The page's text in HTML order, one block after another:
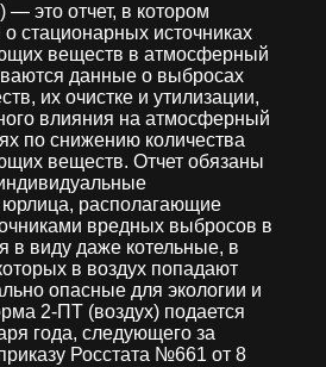
это отчет, в котором
стационарных источниках
веществ в атмосферный
данные о выбросах
их очистке и утилизации,
влияния на атмосферный
по снижению количества
веществ. Отчет обязаны
располагающие
вредных выбросов в
в виду даже котельные, в
в воздух попадают
опасные для экологии и
2-ПТ (воздух) подается
года, следующего за
Росстата №661 от 8